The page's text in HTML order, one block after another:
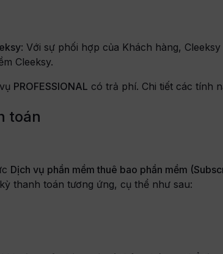
: Với sự phối hợp của Khách hàng,
Cleeksy.
PROFESSIONAL có trả phí. Chi tiết các tính
toán
Dịch vụ phần mềm thuê bao phần mềm
thanh toán tương ứng, cụ thể như sau: